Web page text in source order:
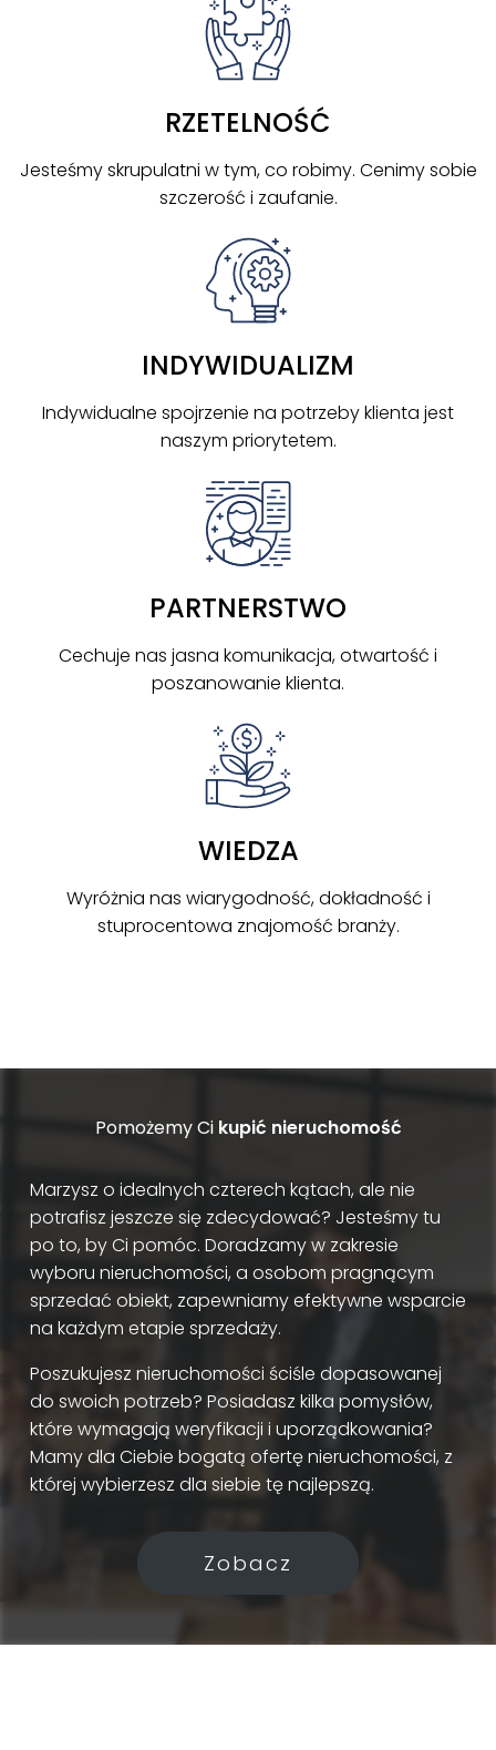
RZETELNOŚĆ
Jesteśmy skrupulatni w tym, co robimy. Cenimy sobie
szczerość i zaufanie.
INDYWIDUALIZM
Indywidualne spojrzenie na potrzeby klienta jest
naszym priorytetem.
PARTNERSTWO
Cechuje nas jasna komunikacja, otwartość i
poszanowanie klienta.
WIEDZA
Wyróżnia nas wiarygodność, dokładność i
stuprocentowa znajomość branży.
Pomożemy Ci kupić nieruchomość
Marzysz o idealnych czterech kątach, ale nie
potrafisz jeszcze się zdecydować? Jesteśmy tu
po to, by Ci pomóc. Doradzamy w zakresie
wyboru nieruchomości, a osobom pragnącym
sprzedać obiekt, zapewniamy efektywne wsparcie
na każdym etapie sprzedaży.
Poszukujesz nieruchomości ściśle dopasowanej
do swoich potrzeb? Posiadasz kilka pomysłów,
które wymagają weryfikacji i uporządkowania?
Mamy dla Ciebie bogatą ofertę nieruchomości, z
której wybierzesz dla siebie tę najlepszą.
Zobacz